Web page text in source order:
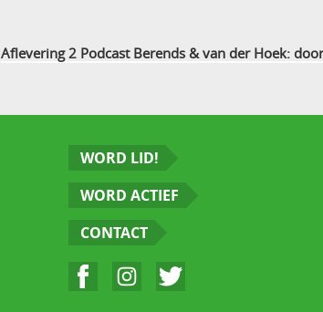
Aflevering 2 Podcast Berends & van der Hoek:
WORD LID!
WORD ACTIEF
CONTACT